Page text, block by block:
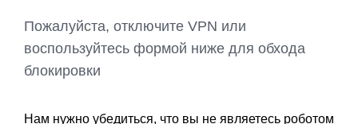
Пожалуйста, отключите VPN или
воспользуйтесь формой ниже для обхода
блокировки
Нам нужно убедиться, что вы не являетесь роботом